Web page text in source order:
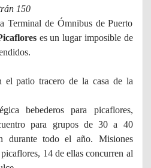
150
Terminal de Ómnibus de Puerto
es un lugar imposible de
el patio tracero de la casa de la
bebederos para picaflores,
para grupos de 30 a 40
durante todo el año. Misiones
14 de ellas concurren al